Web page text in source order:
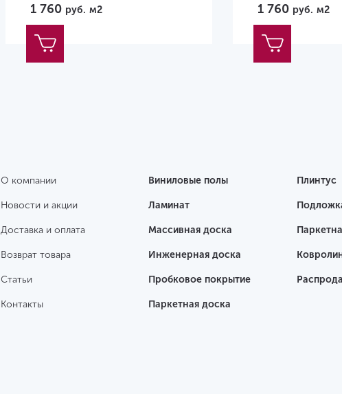
1 760 руб. м2 1 760 руб. м2
О компании
Новости и акции
Доставка и оплата
Возврат товара
Статьи
Контакты
Виниловые полы
Ламинат
Массивная доска
Инженерная доска
Пробковое покрытие
Паркетная доска
Плинтус